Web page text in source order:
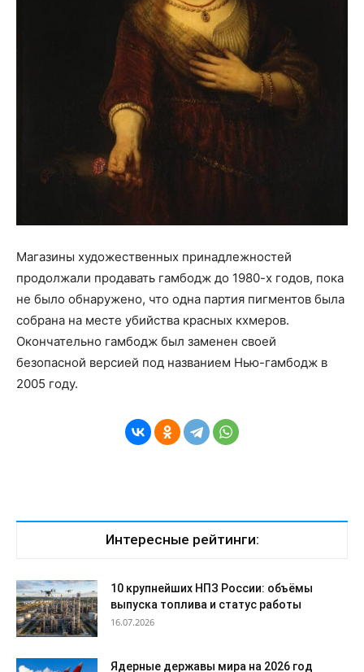
Магазины художественных принадлежностей
продолжали продавать гамбодж до 1980-х годов, пока
не было обнаружено, что одна партия пигментов была
собрана на месте убийства красных кхмеров.
Окончательно гамбодж был заменен своей
безопасной версией под названием Нью-гамбодж в
2005 году.
Интересные рейтинги:
10 крупнейших НПЗ России: объёмы
выпуска топлива и статус работы
16.07.2026
Ядерные державы мира на 2026 год